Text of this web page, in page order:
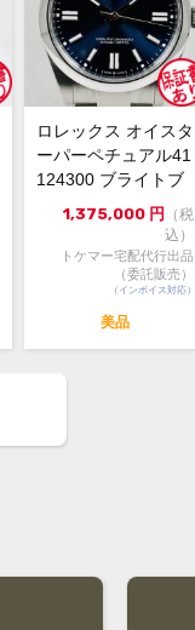
ロレックス オイスタ
ーパーペチュアル41
124300 ブライトブ
ルー 2024年...
1,375,000 円
（税
込）
トケマー宅配代行出品
（委託販売）
（インボイス対応）
美品